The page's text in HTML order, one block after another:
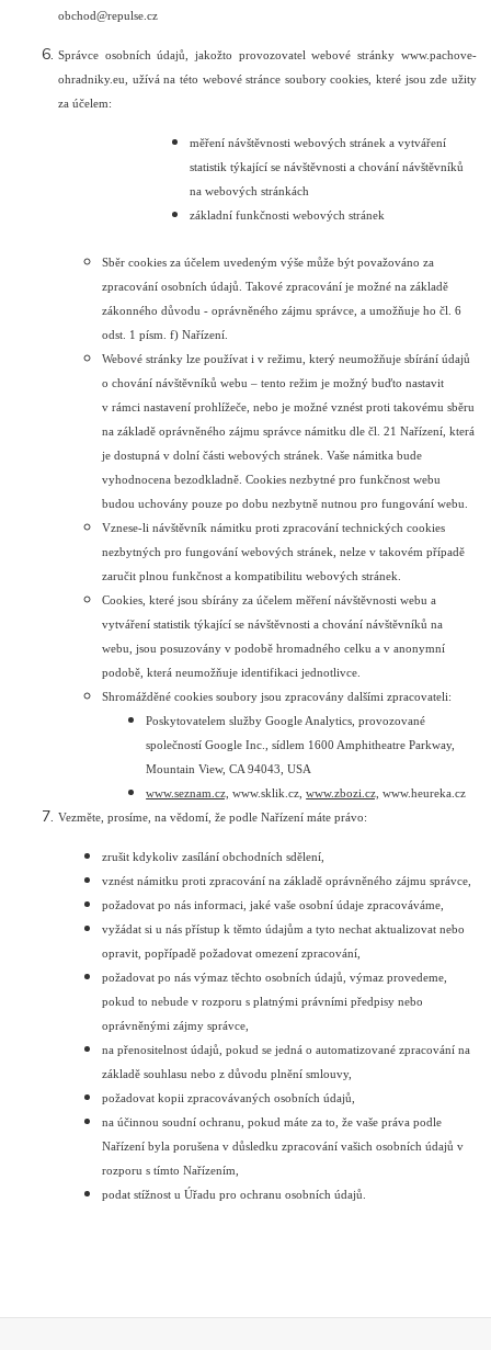
obchod@repulse.cz
Správce osobních údajů, jakožto provozovatel webové stránky www.pachove-
ohradniky.eu, užívá na této webové stránce soubory cookies, které jsou zde užity
za účelem:
měření návštěvnosti webových stránek a vytváření
statistik týkající se návštěvnosti a chování návštěvníků
na webových stránkách
základní funkčnosti webových stránek
Sběr cookies za účelem uvedeným výše může být považováno za
zpracování osobních údajů. Takové zpracování je možné na základě
zákonného důvodu - oprávněného zájmu správce, a umožňuje ho čl. 6
odst. 1 písm. f) Nařízení.
Webové stránky lze používat i v režimu, který neumožňuje sbírání údajů
o chování návštěvníků webu – tento režim je možný buďto nastavit
v rámci nastavení prohlížeče, nebo je možné vznést proti takovému sběru
na základě oprávněného zájmu správce námitku dle čl. 21 Nařízení, která
je dostupná v dolní části webových stránek. Vaše námitka bude
vyhodnocena bezodkladně. Cookies nezbytné pro funkčnost webu
budou uchovány pouze po dobu nezbytně nutnou pro fungování webu.
Vznese-li návštěvník námitku proti zpracování technických cookies
nezbytných pro fungování webových stránek, nelze v takovém případě
zaručit plnou funkčnost a kompatibilitu webových stránek.
Cookies, které jsou sbírány za účelem měření návštěvnosti webu a
vytváření statistik týkající se návštěvnosti a chování návštěvníků na
webu, jsou posuzovány v podobě hromadného celku a v anonymní
podobě, která neumožňuje identifikaci jednotlivce.
Shromážděné cookies soubory jsou zpracovány dalšími zpracovateli:
Poskytovatelem služby Google Analytics, provozované
společností Google Inc., sídlem 1600 Amphitheatre Parkway,
Mountain View, CA 94043, USA
www.seznam.cz, www.sklik.cz,www.zbozi.cz, www.heureka.cz
Vezměte, prosíme, na vědomí, že podle Nařízení máte právo:
zrušit kdykoliv zasílání obchodních sdělení,
vznést námitku proti zpracování na základě oprávněného zájmu správce,
požadovat po nás informaci, jaké vaše osobní údaje zpracováváme,
vyžádat si u nás přístup k těmto údajům a tyto nechat aktualizovat nebo
opravit, popřípadě požadovat omezení zpracování,
požadovat po nás výmaz těchto osobních údajů, výmaz provedeme,
pokud to nebude v rozporu s platnými právními předpisy nebo
oprávněnými zájmy správce,
na přenositelnost údajů, pokud se jedná o automatizované zpracování na
základě souhlasu nebo z důvodu plnění smlouvy,
požadovat kopii zpracovávaných osobních údajů,
na účinnou soudní ochranu, pokud máte za to, že vaše práva podle
Nařízení byla porušena v důsledku zpracování vašich osobních údajů v
rozporu s tímto Nařízením,
podat stížnost u Úřadu pro ochranu osobních údajů.